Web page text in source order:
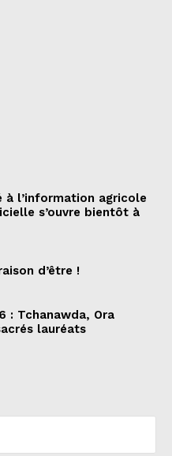
à l’information agricole
s’ouvre bientôt à
d’être !
: Tchanawda, Ora
lauréats